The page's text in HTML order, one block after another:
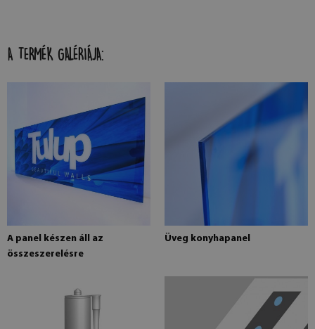
A TERMÉK GALÉRIÁJA:
A panel készen áll az
összeszerelésre
Üveg konyhapanel